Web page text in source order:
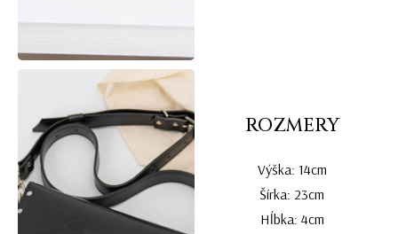
ROZMERY
Výška: 14cm
Šírka: 23cm
Hĺbka: 4cm